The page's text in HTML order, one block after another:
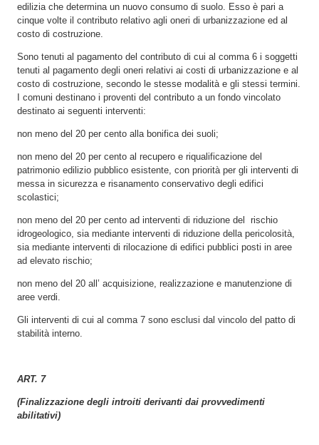
edilizia che determina un nuovo consumo di suolo. Esso è pari a
cinque volte il contributo relativo agli oneri di urbanizzazione ed al
costo di costruzione.
Sono tenuti al pagamento del contributo di cui al comma 6 i soggetti
tenuti al pagamento degli oneri relativi ai costi di urbanizzazione e al
costo di costruzione, secondo le stesse modalità e gli stessi termini.
I comuni destinano i proventi del contributo a un fondo vincolato
destinato ai seguenti interventi:
non meno del 20 per cento alla bonifica dei suoli;
non meno del 20 per cento al recupero e riqualificazione del
patrimonio edilizio pubblico esistente, con priorità per gli interventi di
messa in sicurezza e risanamento conservativo degli edifici
scolastici;
non meno del 20 per cento ad interventi di riduzione del rischio
idrogeologico, sia mediante interventi di riduzione della pericolosità,
sia mediante interventi di rilocazione di edifici pubblici posti in aree
ad elevato rischio;
non meno del 20 all’ acquisizione, realizzazione e manutenzione di
aree verdi.
Gli interventi di cui al comma 7 sono esclusi dal vincolo del patto di
stabilità interno.
ART. 7
(Finalizzazione degli introiti derivanti dai provvedimenti
abilitativi)